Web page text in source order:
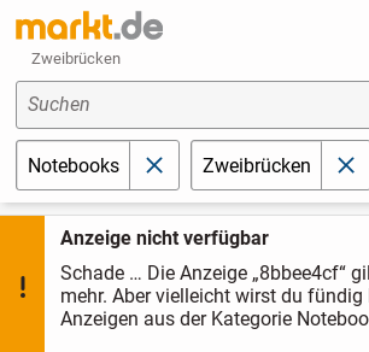
Zweibrücken
Anzeige nicht verfügbar
Schade … Die Anzeige „8bbee4cf“
mehr. Aber vielleicht wirst du fündig
Anzeigen aus der Kategorie
Suchen
Notebooks schließenZweibrücken